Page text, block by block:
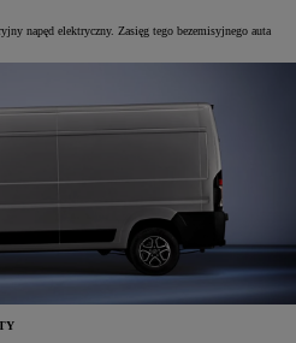
napęd elektryczny. Zasięg tego bezemisyjnego auta